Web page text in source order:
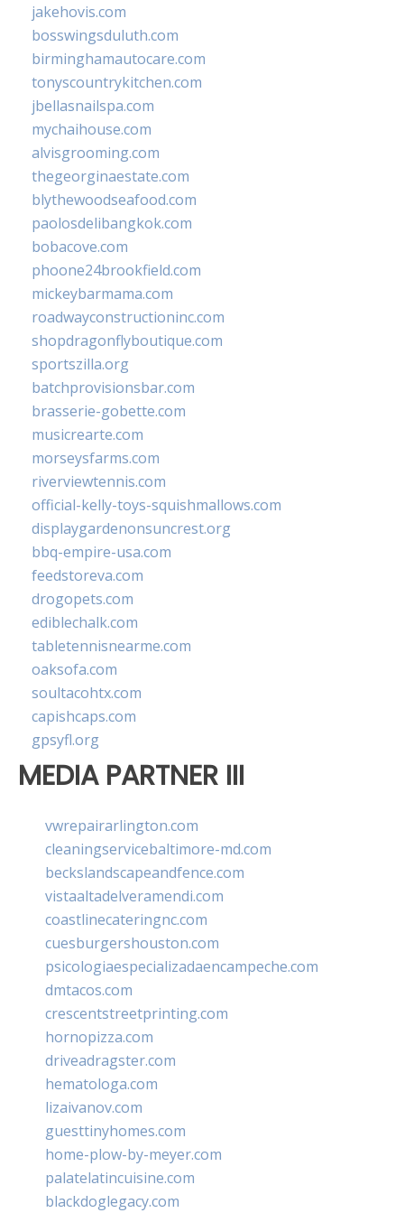
jakehovis.com
bosswingsduluth.com
birminghamautocare.com
tonyscountrykitchen.com
jbellasnailspa.com
mychaihouse.com
alvisgrooming.com
thegeorginaestate.com
blythewoodseafood.com
paolosdelibangkok.com
bobacove.com
phoone24brookfield.com
mickeybarmama.com
roadwayconstructioninc.com
shopdragonflyboutique.com
sportszilla.org
batchprovisionsbar.com
brasserie-gobette.com
musicrearte.com
morseysfarms.com
riverviewtennis.com
official-kelly-toys-squishmallows.com
displaygardenonsuncrest.org
bbq-empire-usa.com
feedstoreva.com
drogopets.com
ediblechalk.com
tabletennisnearme.com
oaksofa.com
soultacohtx.com
capishcaps.com
gpsyfl.org
MEDIA PARTNER III
vwrepairarlington.com
cleaningservicebaltimore-md.com
beckslandscapeandfence.com
vistaaltadelveramendi.com
coastlinecateringnc.com
cuesburgershouston.com
psicologiaespecializadaencampeche.com
dmtacos.com
crescentstreetprinting.com
hornopizza.com
driveadragster.com
hematologa.com
lizaivanov.com
guesttinyhomes.com
home-plow-by-meyer.com
palatelatincuisine.com
blackdoglegacy.com